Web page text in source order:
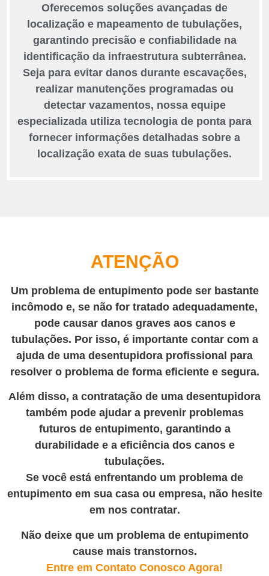
Oferecemos soluções avançadas de
localização e mapeamento de tubulações,
garantindo precisão e confiabilidade na
identificação da infraestrutura subterrânea.
Seja para evitar danos durante escavações,
realizar manutenções programadas ou
detectar vazamentos, nossa equipe
especializada utiliza tecnologia de ponta para
fornecer informações detalhadas sobre a
localização exata de suas tubulações.
ATENÇÃO
Um problema de entupimento pode ser bastante
incômodo e, se não for tratado adequadamente,
pode causar danos graves aos canos e
tubulações. Por isso, é importante contar com a
ajuda de uma desentupidora profissional para
resolver o problema de forma eficiente e segura.
Além disso, a contratação de uma desentupidora
também pode ajudar a prevenir problemas
futuros de entupimento, garantindo a
durabilidade e a eficiência dos canos e
tubulações.
Se você está enfrentando um problema de
entupimento em sua casa ou empresa, não hesite
em nos contratar.
Não deixe que um problema de entupimento
cause mais transtornos.
Entre em Contato Conosco Agora!